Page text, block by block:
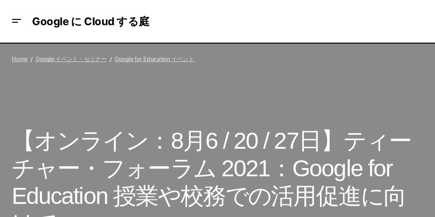
Google に Cloud する庭
Looker ウェビナー
Education イベン
Home Google イベント・セミナー Google for Education イベント
【オンライン：8月6 / 20 / 27日】ティー
チャー・フォーラム 2021：Google for
Education 授業や校務での活用促進に向